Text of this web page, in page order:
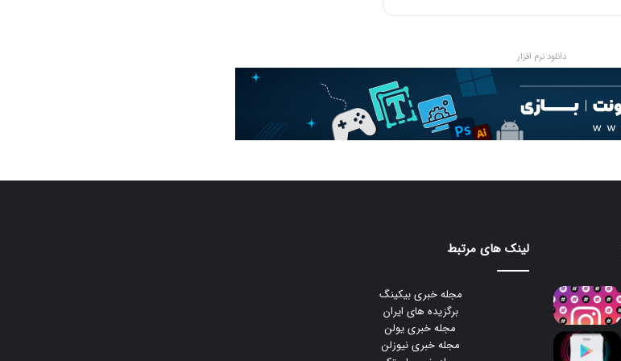
دانلود نرم افزار
لینک های مرتبط
مجله خبری بیکینگ
برگزیده های ایران
مجله خبری یولن
مجله خبری نیوزلن